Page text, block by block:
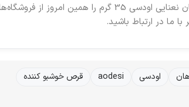
قرص خوشبوکننده دهان نعنایی اودسی 35
ما در ارتباط باشید.
اودسی aodesi قرص خوشبو کننده